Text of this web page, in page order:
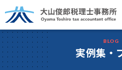
BLOG
実例集・